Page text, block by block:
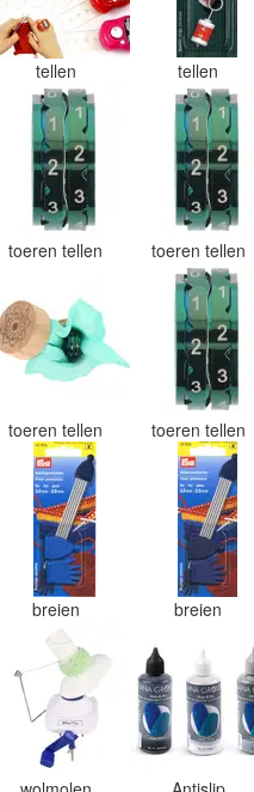
tellen tellen
toeren tellen toeren tellen
toeren tellen toeren tellen
breien breien